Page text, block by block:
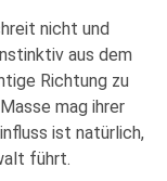
nicht und
aus dem
Richtung zu
mag ihrer
ist natürlich,
führt.